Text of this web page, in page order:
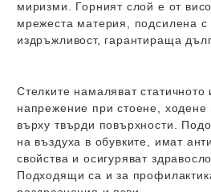
миризми. Горният слой е от
мрежеста материя , подсилена с
издръжливост, гарантираща
Стелките намаляват
напрежение при стоене, ходене
върху твърди повърхности.
на въздуха в обувките, имат
свойства и осигуряват
Подходящи са и за